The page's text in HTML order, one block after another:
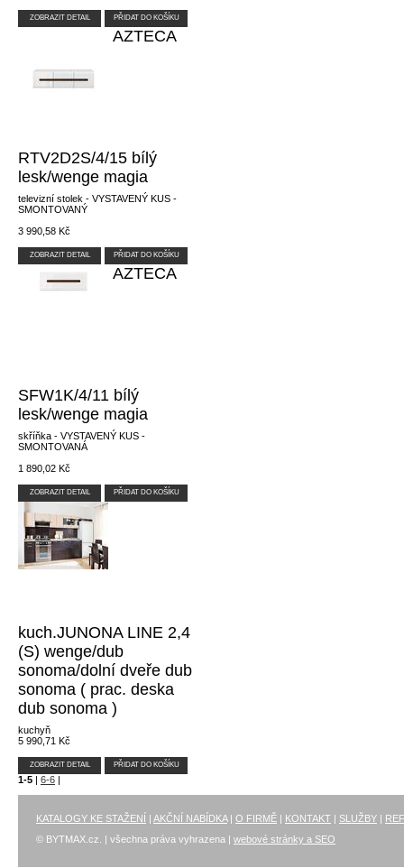
ZOBRAZIT DETAIL PŘIDAT DO KOŠÍKU
AZTECA
RTV2D2S/4/15 bílý
lesk/wenge magia
televizní stolek - VYSTAVENÝ KUS -
SMONTOVANÝ
3 990,58 Kč
ZOBRAZIT DETAIL PŘIDAT DO KOŠÍKU
AZTECA
SFW1K/4/11 bílý
lesk/wenge magia
skříňka - VYSTAVENÝ KUS -
SMONTOVANÁ
1 890,02 Kč
ZOBRAZIT DETAIL PŘIDAT DO KOŠÍKU
kuch.JUNONA LINE 2,4
(S) wenge/dub
sonoma/dolní dveře dub
sonoma ( prac. deska
dub sonoma )
kuchyň
5 990,71 Kč
ZOBRAZIT DETAIL PŘIDAT DO KOŠÍKU
1-5 | 6-6 |
KATALOGY KE STAŽENÍ | AKČNÍ NABÍDKA| O FIRMĚ | KONTAKT | SLUŽBY |
© BYTMAX.cz. | všechna práva vyhrazena | webové stránky a SEO